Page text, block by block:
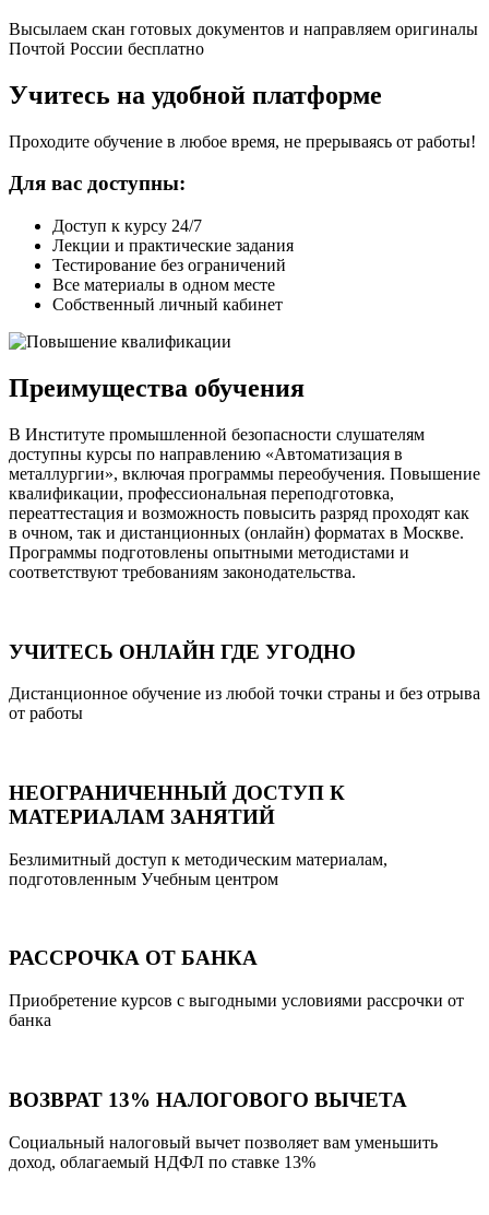
Высылаем скан готовых документов и направляем оригиналы
Почтой России бесплатно
Учитесь на удобной платформе
Проходите обучение в любое время, не прерываясь от работы!
Для вас доступны:
Доступ к курсу 24/7
Лекции и практические задания
Тестирование без ограничений
Все материалы в одном месте
Собственный личный кабинет
Преимущества обучения
В Институте промышленной безопасности слушателям
доступны курсы по направлению «Автоматизация в
металлургии», включая программы переобучения. Повышение
квалификации, профессиональная переподготовка,
переаттестация и возможность повысить разряд проходят как
в очном, так и дистанционных (онлайн) форматах в Москве.
Программы подготовлены опытными методистами и
соответствуют требованиям законодательства.
УЧИТЕСЬ ОНЛАЙН ГДЕ УГОДНО
Дистанционное обучение из любой точки страны и без отрыва
от работы
НЕОГРАНИЧЕННЫЙ ДОСТУП К
МАТЕРИАЛАМ ЗАНЯТИЙ
Безлимитный доступ к методическим материалам,
подготовленным Учебным центром
РАССРОЧКА ОТ БАНКА
Приобретение курсов с выгодными условиями рассрочки от
банка
ВОЗВРАТ 13% НАЛОГОВОГО ВЫЧЕТА
Социальный налоговый вычет позволяет вам уменьшить
доход, облагаемый НДФЛ по ставке 13%